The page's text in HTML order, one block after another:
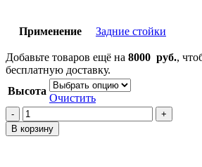
Применение Задние стойки
Добавьте товаров ещё на 8000 руб.,
бесплатную доставку.
Высота
Очистить
Количество
товара
Проставки
В корзину